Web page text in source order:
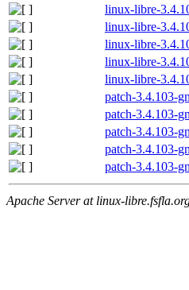
linux-libre-
linux-libre-
linux-libre-
linux-libre-
linux-libre-
patch-3.4.103-
patch-3.4.103-
patch-3.4.103-
patch-3.4.103-
patch-3.4.103-
Apache Server at linux-